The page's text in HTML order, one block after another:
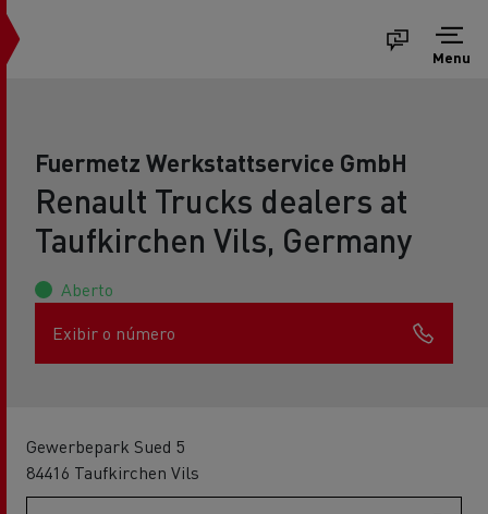
Menu
Fuermetz Werkstattservice GmbH
Renault Trucks dealers at
Taufkirchen Vils, Germany
Aberto
Exibir o número
Gewerbepark Sued 5
84416 Taufkirchen Vils